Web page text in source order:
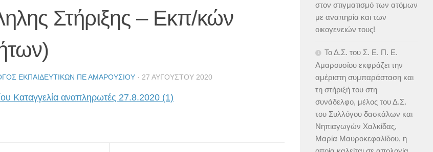
Στήριξης – Εκπ/κών
ΕΚΠΑΙΔΕΥΤΙΚΏΝ ΠΕ ΑΜΑΡΟΥΣΊΟΥ · 27 ΑΥΓΟΎΣΤΟΥ 2020
Καταγγελία αναπληρωτές 27.8.2020 (1)
στον στιγματισμό των ατόμων
με αναπηρία και των
οικογενειών τους!
Το Δ.Σ. του Σ. Ε. Π. Ε.
Αμαρουσίου εκφράζει την
αμέριστη συμπαράσταση και
τη στήριξή του στη
συνάδελφο, μέλος του Δ.Σ.
του Συλλόγου δασκάλων και
Νηπιαγωγών Χαλκίδας,
Μαρία Μαυροκεφαλίδου, η